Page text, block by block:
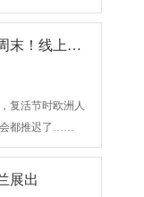
calendar), looking
seeing the fast on
中东客人最重要的开斋节就在本周末！线上祝福送起来
复活节时欧洲人
会都推迟了……
展出